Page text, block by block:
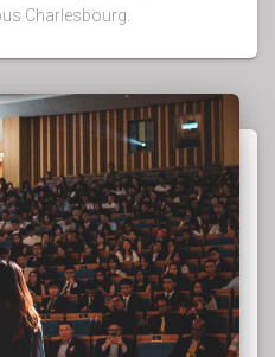
Charlesbourg.